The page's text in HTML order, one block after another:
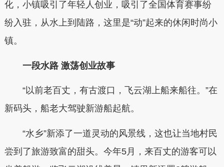
化，小镇吸引了年轻人创业，吸引了全国体育赛事纷
纷入驻，从水上到陆路，这里是“动”起来的休闲时尚小
镇。
一段水路 激荡创业故事
“以前老百丈，有古渡口，飞云湖上船来船往。”在
新码头，船老大驾驶新游船起航。
“水乡”新添了一道灵动的风景线，这也让当地村民
尝到了旅游致富的甜头。今年5月，来百丈的游客可以